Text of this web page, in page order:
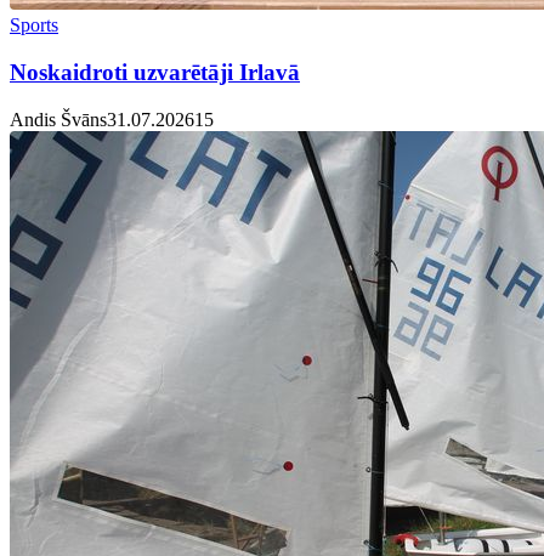
Sports
Noskaidroti uzvarētāji Irlavā
Andis Švāns31.07.20261 5